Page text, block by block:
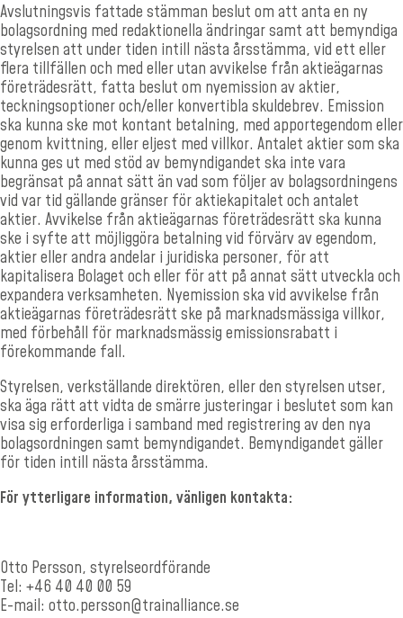
Avslutningsvis fattade stämman beslut om att anta en ny
bolagsordning med redaktionella ändringar samt att bemyndiga
styrelsen att under tiden intill nästa årsstämma, vid ett eller
flera tillfällen och med eller utan avvikelse från aktieägarnas
företrädesrätt, fatta beslut om nyemission av aktier,
teckningsoptioner och/eller konvertibla skuldebrev. Emission
ska kunna ske mot kontant betalning, med apportegendom eller
genom kvittning, eller eljest med villkor. Antalet aktier som ska
kunna ges ut med stöd av bemyndigandet ska inte vara
begränsat på annat sätt än vad som följer av bolagsordningens
vid var tid gällande gränser för aktiekapitalet och antalet
aktier. Avvikelse från aktieägarnas företrädesrätt ska kunna
ske i syfte att möjliggöra betalning vid förvärv av egendom,
aktier eller andra andelar i juridiska personer, för att
kapitalisera Bolaget och eller för att på annat sätt utveckla och
expandera verksamheten. Nyemission ska vid avvikelse från
aktieägarnas företrädesrätt ske på marknadsmässiga villkor,
med förbehåll för marknadsmässig emissionsrabatt i
förekommande fall.
Styrelsen, verkställande direktören, eller den styrelsen utser,
ska äga rätt att vidta de smärre justeringar i beslutet som kan
visa sig erforderliga i samband med registrering av den nya
bolagsordningen samt bemyndigandet. Bemyndigandet gäller
för tiden intill nästa årsstämma.
För ytterligare information, vänligen kontakta:
Otto Persson, styrelseordförande
Tel: +46 40 40 00 59
E-mail: otto.persson@trainalliance.se